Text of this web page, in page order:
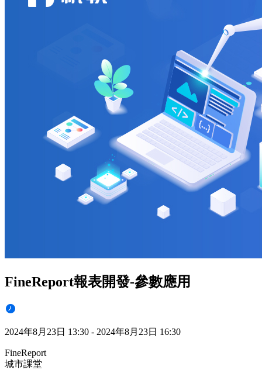
FineReport報表開發-參數應用
2024年8月23日 13:30 - 2024年8月23日 16:30
FineReport
城市課堂